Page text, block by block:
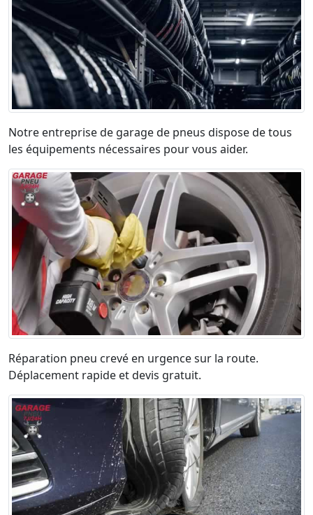
Notre entreprise de garage de pneus dispose de tous
les équipements nécessaires pour vous aider.
Réparation pneu crevé en urgence sur la route.
Déplacement rapide et devis gratuit.